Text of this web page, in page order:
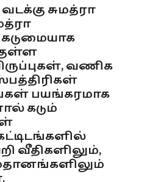
சுமத்ரா
வணிக
பயங்கரமாக
கடும்
வீதிகளிலும்,